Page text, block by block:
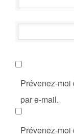
Prévenez-
par e-mail.
Prévenez-moi